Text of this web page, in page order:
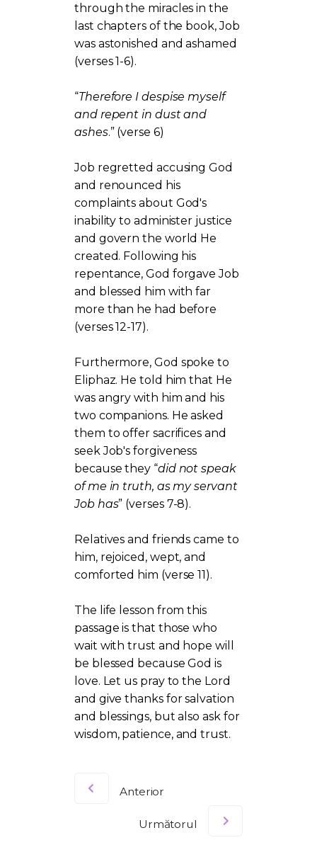
through the miracles in the
last chapters of the book, Job
was astonished and ashamed
(verses 1-6).
“Therefore I despise myself
and repent in dust and
ashes.” (verse 6)
Job regretted accusing God
and renounced his
complaints about God's
inability to administer justice
and govern the world He
created. Following his
repentance, God forgave Job
and blessed him with far
more than he had before
(verses 12-17).
Furthermore, God spoke to
Eliphaz. He told him that He
was angry with him and his
two companions. He asked
them to offer sacrifices and
seek Job's forgiveness
because they “did not speak
of me in truth, as my servant
Job has” (verses 7-8).
Relatives and friends came to
him, rejoiced, wept, and
comforted him (verse 11).
The life lesson from this
passage is that those who
wait with trust and hope will
be blessed because God is
love. Let us pray to the Lord
and give thanks for salvation
and blessings, but also ask for
wisdom, patience, and trust.
Anterior
Următorul